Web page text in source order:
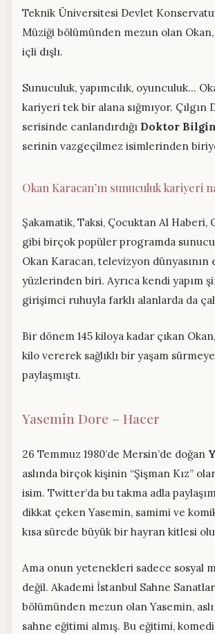
Teknik Üniversitesi Devlet
Müziği bölümünden mezun olan
içli dışlı.
Sunuculuk, yapımcılık, oyunculuk…
kariyeri tek bir alana sığmıyor. Çılgın
serisinde canlandırdığı Doktor Bilgin
serinin vazgeçilmez isimlerinden
Okan Karacan’ın sunuculuk kariyeri
Şakamatik, Taksi, Çocuktan Al Haberi,
gibi birçok popüler programda
Okan Karacan, televizyon dünyasının
yüzlerinden biri. Ayrıca kendi yapım
girişimci ruhuyla farklı alanlarda da
Bir dönem 145 kiloya kadar çıkan
kilo vererek sağlıklı bir yaşam sürmeye
paylaşmıştı.
Yasemin Dore – Hacer
26 Temmuz 1980’de Mersin’de doğan
aslında birçok kişinin “Şişman Kız”
isim. Twitter’da bu takma adla
dikkat çeken Yasemin, samimi ve
kısa sürede büyük bir hayran kitlesi
Ama onun yetenekleri sadece sosyal
değil. Akademi İstanbul Sahne
bölümünden mezun olan Yasemin,
sahne eğitimi almış. Bu eğitimi,